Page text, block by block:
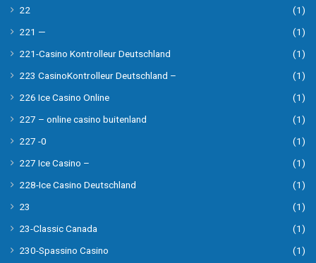
22
(1)
221 —
(1)
221-Casino Kontrolleur Deutschland
(1)
223 CasinoKontrolleur Deutschland –
(1)
226 Ice Casino Online
(1)
227 – online casino buitenland
(1)
227 -0
(1)
227 Ice Casino –
(1)
228-Ice Casino Deutschland
(1)
23
(1)
23-Classic Canada
(1)
230-Spassino Casino
(1)